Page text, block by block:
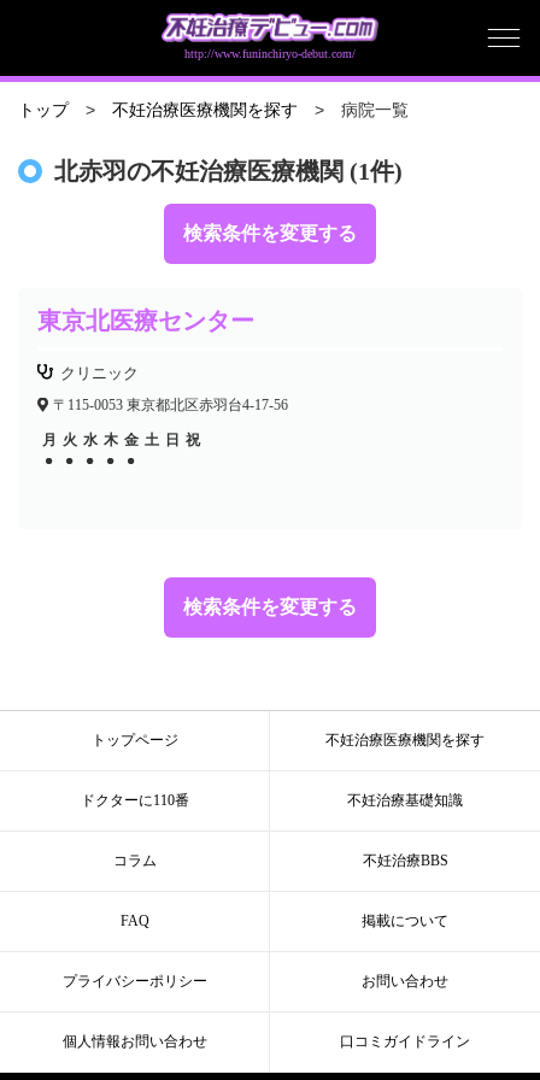
http://www.funinchiryo-debut.com/
トップ 不妊治療医療機関を探す 病院一覧
検索条件を変更する
北赤羽の不妊治療医療機関 (1件)
検索条件を変更する
東京北医療センター
クリニック
〒115-0053 東京都北区赤羽台4-17-56
月 火 水 木 金 土 日 祝
●
● ● ● ●
● ● ● ● ●
トップページ 不妊治療医療機関を探す
ドクターに110番 不妊治療基礎知識
コラム 不妊治療BBS
FAQ 掲載について
プライバシーポリシー お問い合わせ
個人情報お問い合わせ 口コミガイドライン